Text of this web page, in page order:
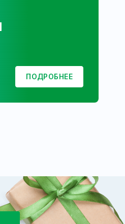
ПОДРОБНЕЕ